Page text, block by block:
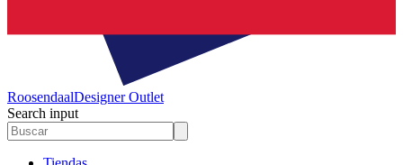
RoosendaalDesigner Outlet
Search input